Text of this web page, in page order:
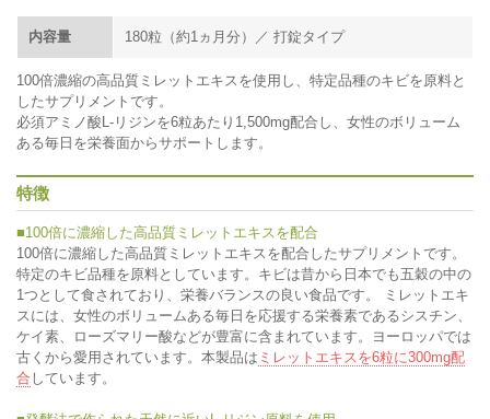
内容量 180粒（約1ヵ月分）／ 打錠タイプ
100倍濃縮の高品質ミレットエキスを使用し、特定品種のキビを原料と
したサプリメントです。
必須アミノ酸L-リジンを6粒あたり1,500mg配合し、女性のボリューム
ある毎日を栄養面からサポートします。
特徴
■100倍に濃縮した高品質ミレットエキスを配合
100倍に濃縮した高品質ミレットエキスを配合したサプリメントです。
特定のキビ品種を原料としています。キビは昔から日本でも五穀の中の
1つとして食されており、栄養バランスの良い食品です。 ミレットエキ
スには、女性のボリュームある毎日を応援する栄養素であるシスチン、
ケイ素、ローズマリー酸などが豊富に含まれています。ヨーロッパでは
古くから愛用されています。本製品は ミレットエキスを6粒に300mg配
合 しています。